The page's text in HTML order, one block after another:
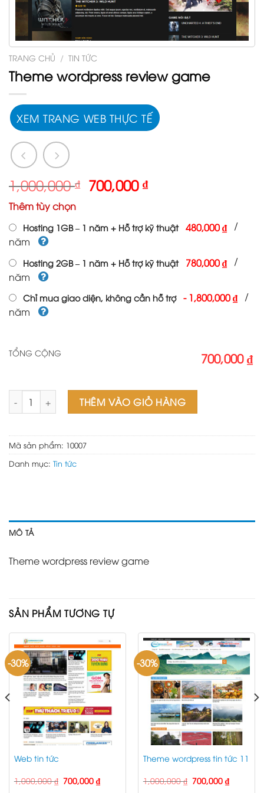
TRANG CHỦ / TIN TỨC
Theme wordpress review game
XEM TRANG WEB THỰC TẾ
1,000,000₫ Giá
gốc
1,000,000 ₫.
700,000₫Giá
là:
Thêm tùy chọn
Hosting 1GB – 1 năm + Hỗ trợ kỹ thuật 480,000 ₫ /
năm
Hosting 2GB – 1 năm + Hỗ trợ kỹ thuật 780,000 ₫ /
năm
Chỉ mua giao diện, không cần hỗ trợ -1,800,000 ₫ /
năm
TỔNG CỘNG 700,000 ₫
Theme wordpress review game số lượng
THÊM VÀO GIỎ HÀNG
Mã sản phẩm: 10007
Danh mục: Tin tức
MÔ TẢ
Theme wordpress review game
SẢN PHẨM TƯƠNG TỰ
-30%
Web tin tức
1,000,000₫ Giá
gốc
700,000 ₫Giá
hiện
-30%
Theme wordpress tin tức 11
1,000,000₫ Giá
gốc
700,000 ₫Giá
hiện